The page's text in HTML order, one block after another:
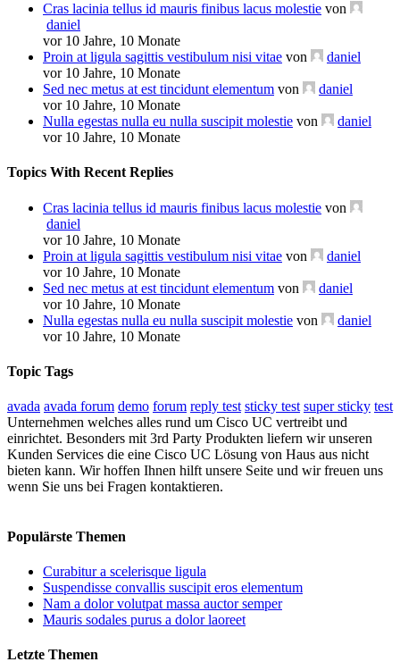
Cras lacinia tellus id mauris finibus lacus molestie von
daniel
vor 10 Jahre, 10 Monate
Proin at ligula sagittis vestibulum nisi vitae von
daniel
vor 10 Jahre, 10 Monate
Sed nec metus at est tincidunt elementum von
daniel
vor 10 Jahre, 10 Monate
Nulla egestas nulla eu nulla suscipit molestie von
daniel
vor 10 Jahre, 10 Monate
Topics With Recent Replies
Cras lacinia tellus id mauris finibus lacus molestie von
daniel
vor 10 Jahre, 10 Monate
Proin at ligula sagittis vestibulum nisi vitae von
daniel
vor 10 Jahre, 10 Monate
Sed nec metus at est tincidunt elementum von
daniel
vor 10 Jahre, 10 Monate
Nulla egestas nulla eu nulla suscipit molestie von
daniel
vor 10 Jahre, 10 Monate
Topic Tags
avada avada forum demo forum reply test sticky test super sticky test
Unternehmen welches alles rund um Cisco UC vertreibt und
einrichtet. Besonders mit 3rd Party Produkten liefern wir unseren
Kunden Services die eine Cisco UC Lösung von Haus aus nicht
bieten kann. Wir hoffen Ihnen hilft unsere Seite und wir freuen uns
wenn Sie uns bei Fragen kontaktieren.
Populärste Themen
Curabitur a scelerisque ligula
Suspendisse convallis suscipit eros elementum
Nam a dolor volutpat massa auctor semper
Mauris sodales purus a dolor laoreet
Letzte Themen